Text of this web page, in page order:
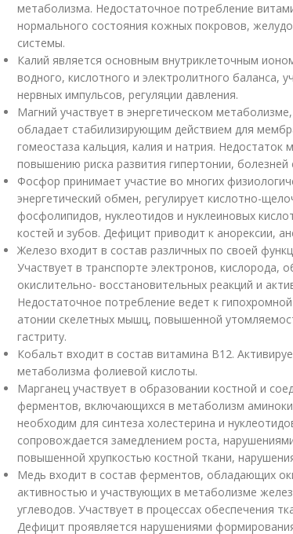
метаболизма. Недостаточное потребление
нормального состояния кожных покровов,
системы.
Калий является основным внутриклеточным
водного, кислотного и электролитного баланса,
нервных импульсов, регуляции давления.
Магний участвует в энергетическом
обладает стабилизирующим действием для
гомеостаза кальция, калия и натрия. Недостаток
повышению риска развития гипертонии, болезней
Фосфор принимает участие во многих
энергетический обмен, регулирует кислотно-
фосфолипидов, нуклеотидов и нуклеиновых
костей и зубов. Дефицит приводит к анорексии,
Железо входит в состав различных по своей
Участвует в транспорте электронов, кислорода,
окислительно- восстановительных реакций и
Недостаточное потребление ведет к
атонии скелетных мышц, повышенной
гастриту.
Кобальт входит в состав витамина В12.
метаболизма фолиевой кислоты.
Марганец участвует в образовании костной и
ферментов, включающихся в метаболизм
необходим для синтеза холестерина и
сопровождается замедлением роста,
повышенной хрупкостью костной ткани,
Медь входит в состав ферментов, обладающих
активностью и участвующих в метаболизме
углеводов. Участвует в процессах обеспечения
Дефицит проявляется нарушениями